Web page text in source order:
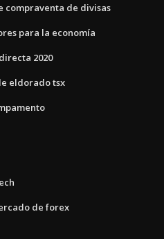
compraventa de divisas
para la economía
2020
eldorado tsx
de forex